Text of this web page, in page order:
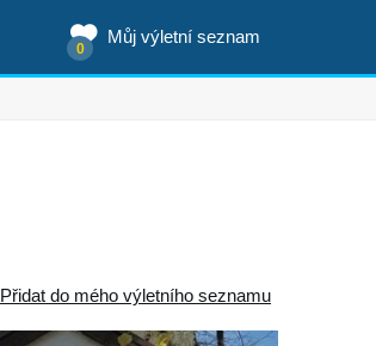
Můj výletní seznam
0
Přidat do mého výletního seznamu